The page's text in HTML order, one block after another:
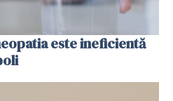
este ineficientă